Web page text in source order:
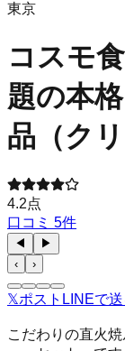
東京
コスモ
題の本
品（ク
4.2点
口コミ 5件
◀
▶
‹
›
𝕏ポスト LINEで送
こだわりの直火